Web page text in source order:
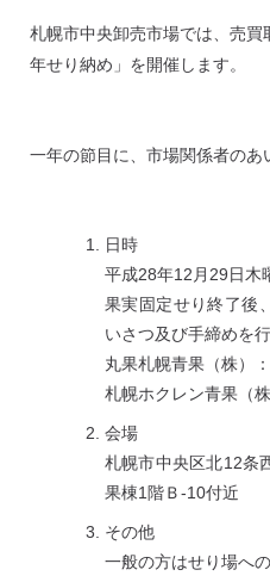
札幌市中央卸売市場では、売
年せり納め」を開催します。
一年の節目に、市場関係者のあ
日時
平成28年12月29日木
果実固定せり終了後
いさつ及び手締めを行
丸果札幌青果（株）
札幌ホクレン青果（
会場
札幌市中央区北12
果棟1階Ｂ-10付近
その他
一般の方はせり場へ